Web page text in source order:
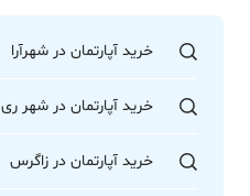
خرید آپارتمان در شهرآرا
خرید آپارتمان در شهر ری
خرید آپارتمان در زاگرس